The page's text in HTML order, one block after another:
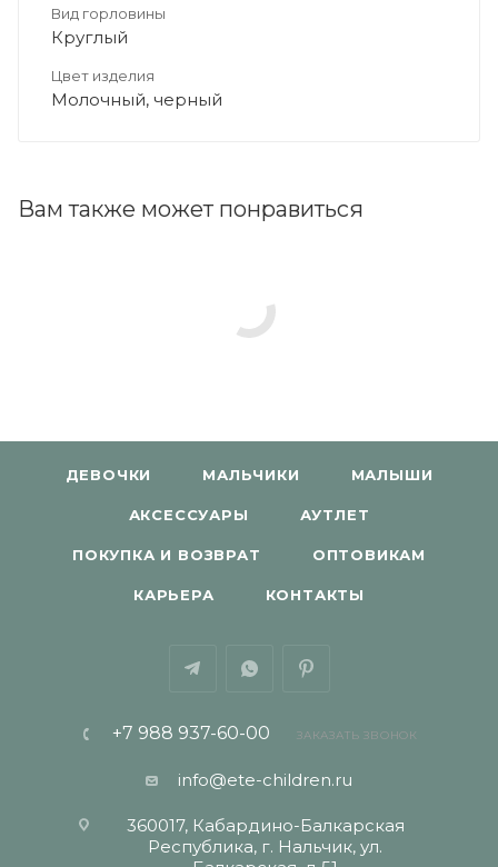
Вид горловины
Круглый
Цвет изделия
Молочный, черный
Вам также может понравиться
ДЕВОЧКИ МАЛЬЧИКИ МАЛЫШИ
АКСЕССУАРЫ АУТЛЕТ
ПОКУПКА И ВОЗВРАТ ОПТОВИКАМ
КАРЬЕРА КОНТАКТЫ
+7 988 937-60-00 ЗАКАЗАТЬ ЗВОНОК
info@ete-children.ru
360017, Кабардино-Балкарская
Республика, г. Нальчик, ул.